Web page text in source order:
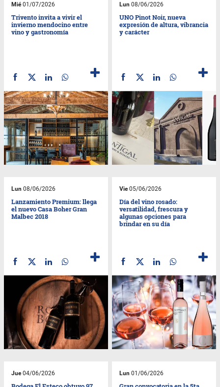
Mié01/07/2026
Trivento invita a vivir el
invierno mendocino entre
vino y gastronomía
Lun 08/06/2026
UNO Pinot Noir, nueva
expresión de altura, vibrancia
y carácter
Lun 08/06/2026
Lanzamiento Premium: llega
el nuevo Casa Boher Gran
Malbec 2018
Vie05/06/2026
Día del vino rosado:
versatilidad, frescura y
algunas opciones para
brindar en su día
Jue04/06/2026 Lun 01/06/2026